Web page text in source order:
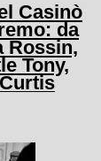
Casinò
da
Rossin,
Tony,